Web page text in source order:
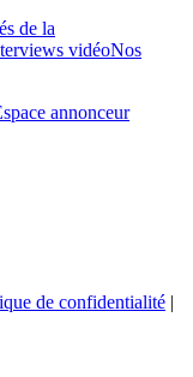
de la
vidéoNos
annonceur
de confidentialité |